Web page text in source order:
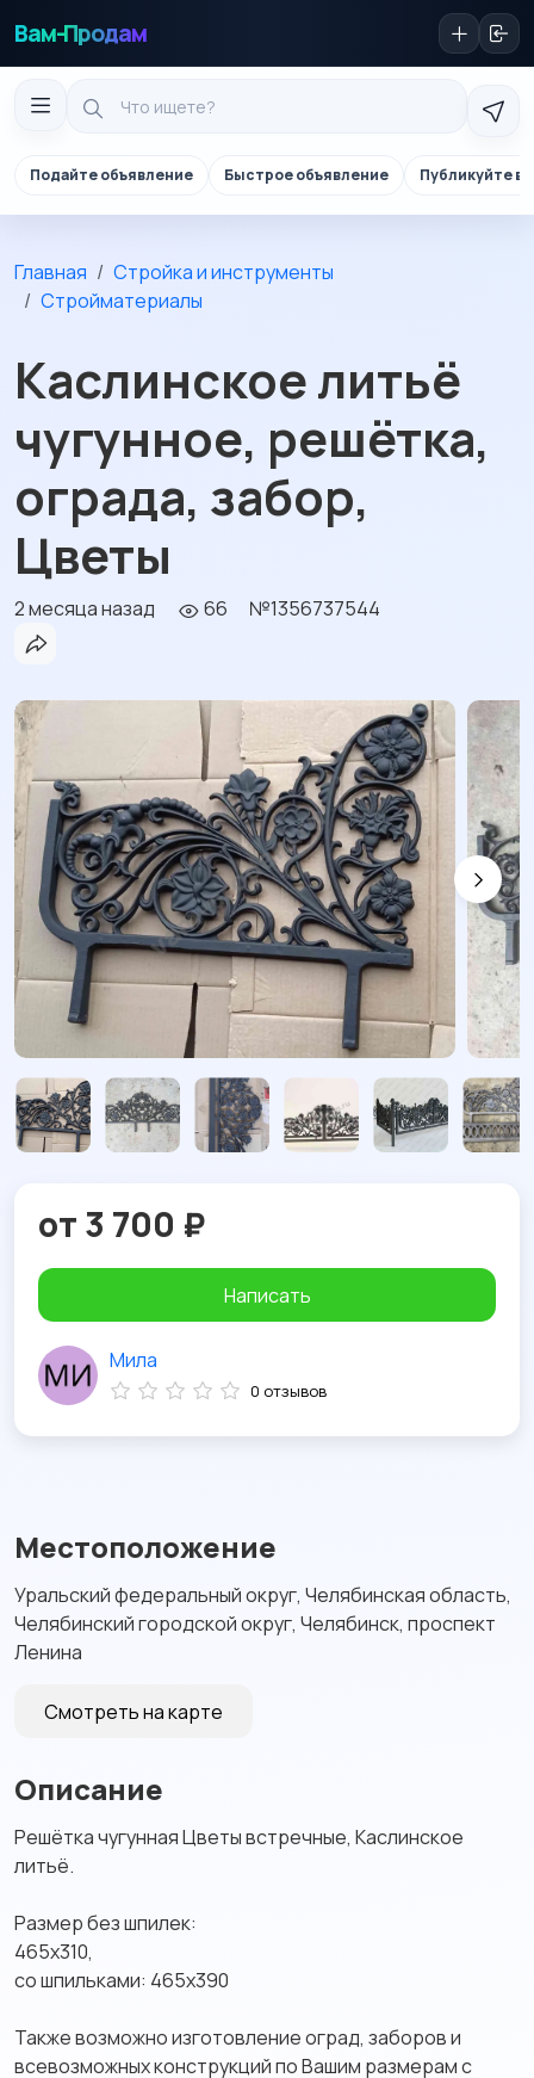
Вам-Продам
Подайте объявление Быстрое объявление Публикуйте в
Главная
Стройка и инструменты
Стройматериалы
Каслинское литьё
чугунное, решётка,
ограда, забор,
Цветы
2 месяца назад 66 №1356737544
Местоположение
Уральский федеральный округ, Челябинская область,
Челябинский городской округ, Челябинск, проспект
Ленина
Смотреть на карте
Описание
Решётка чугунная Цветы встречные, Каслинское
литьё.
Размер без шпилек:
465х310,
со шпильками: 465х390
Также возможно изготовление оград, заборов и
всевозможных конструкций по Вашим размерам с
от 3 700 ₽
Написать
Мила
0 отзывов